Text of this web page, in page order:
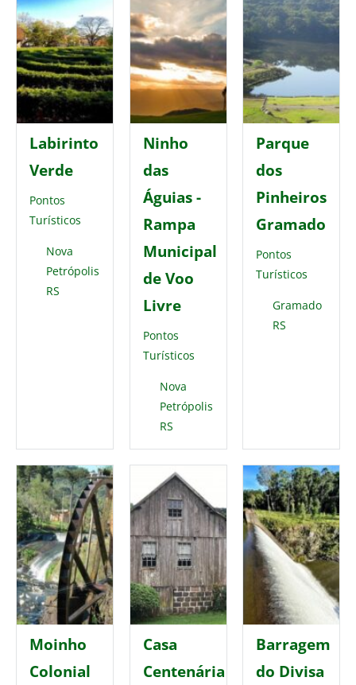
Labirinto
Verde
Pontos
Turísticos
Nova
Petrópolis
RS
Ninho
das
Águias -
Rampa
Municipal
de Voo
Livre
Pontos
Turísticos
Nova
Petrópolis
RS
Parque
dos
Pinheiros
Gramado
Pontos
Turísticos
Gramado
RS
Moinho
Colonial
Casa
Centenária
Barragem
do Divisa